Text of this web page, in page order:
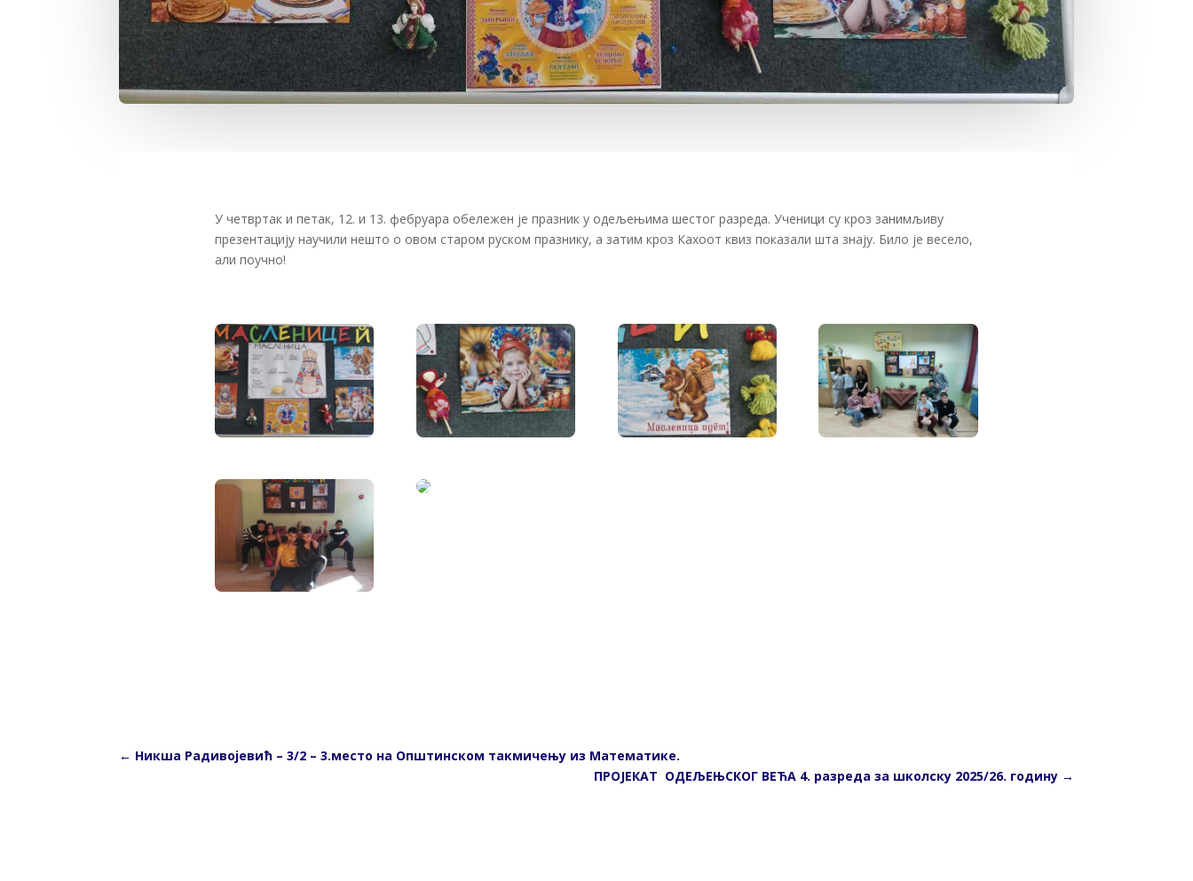
У четвртак и петак, 12. и 13. фебруара обележен је празник у одељењима шестог разреда. Ученици су кроз занимљиву
презентацију научили нешто о овом старом руском празнику, а затим кроз Кахоот квиз показали шта знају. Било је весело,
али поучно!
← Никша Радивојевић – 3/2 – 3.место на Општинском такмичењу из Математике.
ПРОЈЕКАТ ОДЕЉЕЊСКОГ ВЕЋА 4. разреда за школску 2025/26. годину→